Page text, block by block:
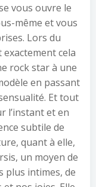
vous ouvre le
même et vous
Lors du
exactement cela
rock star à une
en passant
Et tout
l’instant et en
subtile de
quant à elle,
un moyen de
plus intimes, de